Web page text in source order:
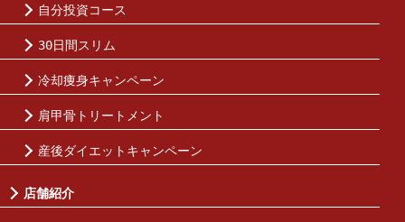
自分投資コース
30日間スリム
冷却痩身キャンペーン
肩甲骨トリートメント
産後ダイエットキャンペーン
店舗紹介